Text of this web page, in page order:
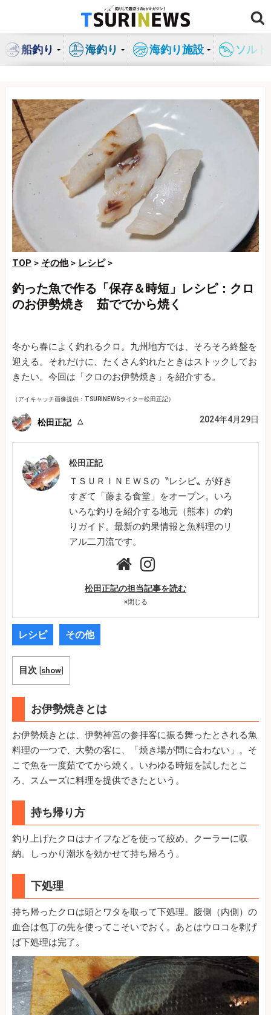
ン
船釣り 海釣り 海釣り施設 ソル
TOP > その他> レシピ>
釣った魚で作る「保存＆時短」レシピ：クロ
のお伊勢焼き 茹ででから焼く
冬から春によく釣れるクロ。九州地方では、そろそろ終盤を
迎える。それだけに、たくさん釣れたときはストックしてお
きたい。今回は「クロのお伊勢焼き」を紹介する。
（アイキャッチ画像提供：TSURINEWSライター松田正記）
松田正記 2024年4月29日
松田正記
ＴＳＵＲＩＮＥＷＳの〝レシピ〟が好き
すぎて「藤まる食堂」をオープン。いろ
いろな釣りを紹介する地元（熊本）の釣
りガイド。最新の釣果情報と魚料理のリ
アル二刀流です。
松田正記の担当記事を読む
×閉じる
レシピ その他
目次 [show]
お伊勢焼きとは
お伊勢焼きとは、伊勢神宮の参拝客に振る舞ったとされる魚
料理の一つで、大勢の客に、「焼き場が間に合わない」。そ
こで魚を一度茹でてから焼く。いわゆる時短を試したとこ
ろ、スムーズに料理を提供できたという。
持ち帰り方
釣り上げたクロはナイフなどを使って絞め、クーラーに収
納。しっかり潮氷を効かせて持ち帰ろう。
下処理
持ち帰ったクロは頭とワタを取って下処理。腹側（内側）の
血合は包丁の先を使ってこそいでおく。あとはウロコを剥げ
ば下処理は完了。